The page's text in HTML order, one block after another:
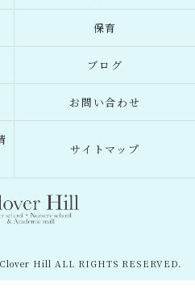
保育
ブログ
お問い合わせ
サイトマップ
Clover Hill ALL RIGHTS RESERVED.